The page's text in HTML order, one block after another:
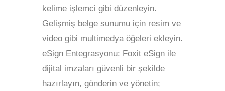
kelime işlemci gibi düzenleyin.
Gelişmiş belge sunumu için resim ve
video gibi multimedya öğeleri ekleyin.
eSign Entegrasyonu: Foxit eSign ile
dijital imzaları güvenli bir şekilde
hazırlayın, gönderin ve yönetin;